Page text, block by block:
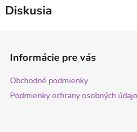
Diskusia
Informácie pre vás
Obchodné podmienky
Podmienky ochrany osobných